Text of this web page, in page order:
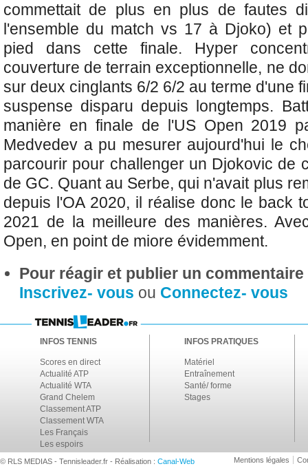
commettait de plus en plus de fautes
l'ensemble du match vs 17 à Djoko) et
pied dans cette finale. Hyper
couverture de terrain exceptionnelle, ne
sur deux cinglants 6/2 6/2 au terme d'une
suspense disparu depuis longtemps.
manière en finale de l'US Open 2019
Medvedev a pu mesurer aujourd'hui le
parcourir pour challenger un Djokovic de
de GC. Quant au Serbe, qui n'avait plus
depuis l'OA 2020, il réalise donc le back
2021 de la meilleure des manières.
Open, en point de miore évidemment.
Pour réagir et publier un
Inscrivez- vous ou Connectez- vous
INFOS TENNIS
Scores en direct
Actualité ATP
Actualité WTA
Grand Chelem
Classement ATP
Classement WTA
Les Français
Les espoirs
INFOS PRATIQUES
Matériel
Entraînement
Santé/ forme
Stages
© RLS MEDIAS - Tennisleader.fr - Réalisation : Canal-Web Mentions légales